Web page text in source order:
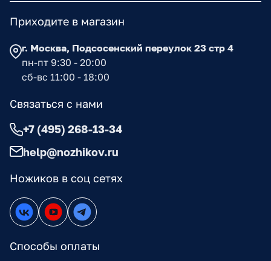
Ножиков в соц сетях
Способы оплаты
Приходите в магазин
г. Москва, Подсосенский переулок 23 стр 4
пн-пт 9:30 - 20:00
сб-вс 11:00 - 18:00
Связаться с нами
+7 (495) 268-13-34
help@nozhikov.ru